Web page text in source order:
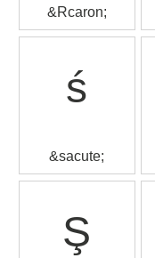
&Rcaron;
ś
&sacute;
Ş